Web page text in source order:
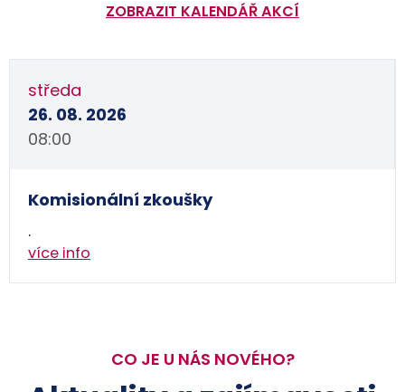
ZOBRAZIT KALENDÁŘ AKCÍ
středa
26. 08. 2026
08:00
Komisionální zkoušky
.
více info
CO JE U NÁS NOVÉHO?